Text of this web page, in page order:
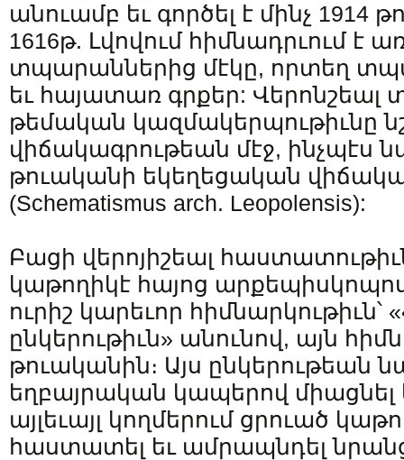
անուամբ եւ գործել է մինչ 1914
1616թ. Լվովում հիմնադրւում է
տպարաններից մէկը, որտեղ
եւ հայատառ գրքեր: Վերոնշեալ
թեմական կազմակերպութիւնը
վիճակագրութեան մէջ, ինչպէս
թուականի եկեղեցական
(Schematismus arch. Leopolensis):
Բացի վերոյիշեալ
կաթողիկէ հայոց
ուրիշ կարեւոր
ընկերութիւն» անունով, այն
թուականին։ Այս ընկերութեան
եղբայրական կապերով միացնել
այլեւայլ կողմերում ցրուած
հաստատել եւ ամրապնդել